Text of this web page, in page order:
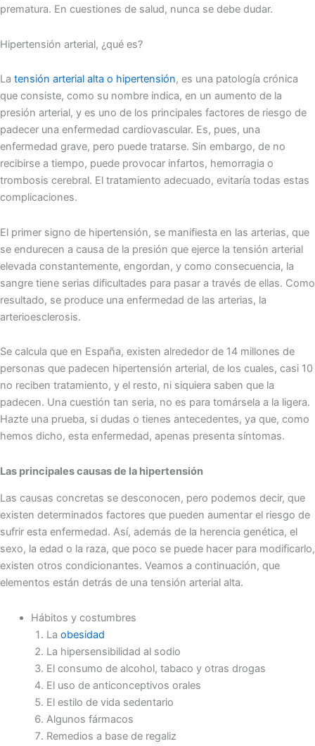
prematura. En cuestiones de salud, nunca se debe dudar.
Hipertensión arterial, ¿qué es?
La tensión arterial alta o hipertensión, es una patología crónica
que consiste, como su nombre indica, en un aumento de la
presión arterial, y es uno de los principales factores de riesgo de
padecer una enfermedad cardiovascular. Es, pues, una
enfermedad grave, pero puede tratarse. Sin embargo, de no
recibirse a tiempo, puede provocar infartos, hemorragia o
trombosis cerebral. El tratamiento adecuado, evitaría todas estas
complicaciones.
El primer signo de hipertensión, se manifiesta en las arterias, que
se endurecen a causa de la presión que ejerce la tensión arterial
elevada constantemente, engordan, y como consecuencia, la
sangre tiene serias dificultades para pasar a través de ellas. Como
resultado, se produce una enfermedad de las arterias, la
arterioesclerosis.
Se calcula que en España, existen alrededor de 14 millones de
personas que padecen hipertensión arterial, de los cuales, casi 10
no reciben tratamiento, y el resto, ni siquiera saben que la
padecen. Una cuestión tan seria, no es para tomársela a la ligera.
Hazte una prueba, si dudas o tienes antecedentes, ya que, como
hemos dicho, esta enfermedad, apenas presenta síntomas.
Las principales causas de la hipertensión
Las causas concretas se desconocen, pero podemos decir, que
existen determinados factores que pueden aumentar el riesgo de
sufrir esta enfermedad. Así, además de la herencia genética, el
sexo, la edad o la raza, que poco se puede hacer para modificarlo,
existen otros condicionantes. Veamos a continuación, que
elementos están detrás de una tensión arterial alta.
Hábitos y costumbres
La obesidad
La hipersensibilidad al sodio
El consumo de alcohol, tabaco y otras drogas
El uso de anticonceptivos orales
El estilo de vida sedentario
Algunos fármacos
Remedios a base de regaliz